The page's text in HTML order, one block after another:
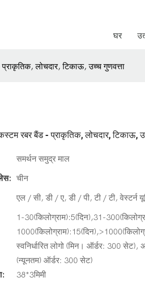
घर
लोचदार, टिकाऊ, उच्च गुणवत्ता
रबर बैंड - प्राकृतिक, लोचदार, टिकाऊ,
समर्थन समुद्र माल
चीन
एल / सी, डी / ए, डी / पी, टी / टी, वेस्टर्न
1-30(किलोग्राम):5(दिन),31-
स्वनिर्धारित लोगो (मिन। ऑर्डर: 300
(न्यूनतम) ऑर्डर: 300 सेट)
38*3मिमी